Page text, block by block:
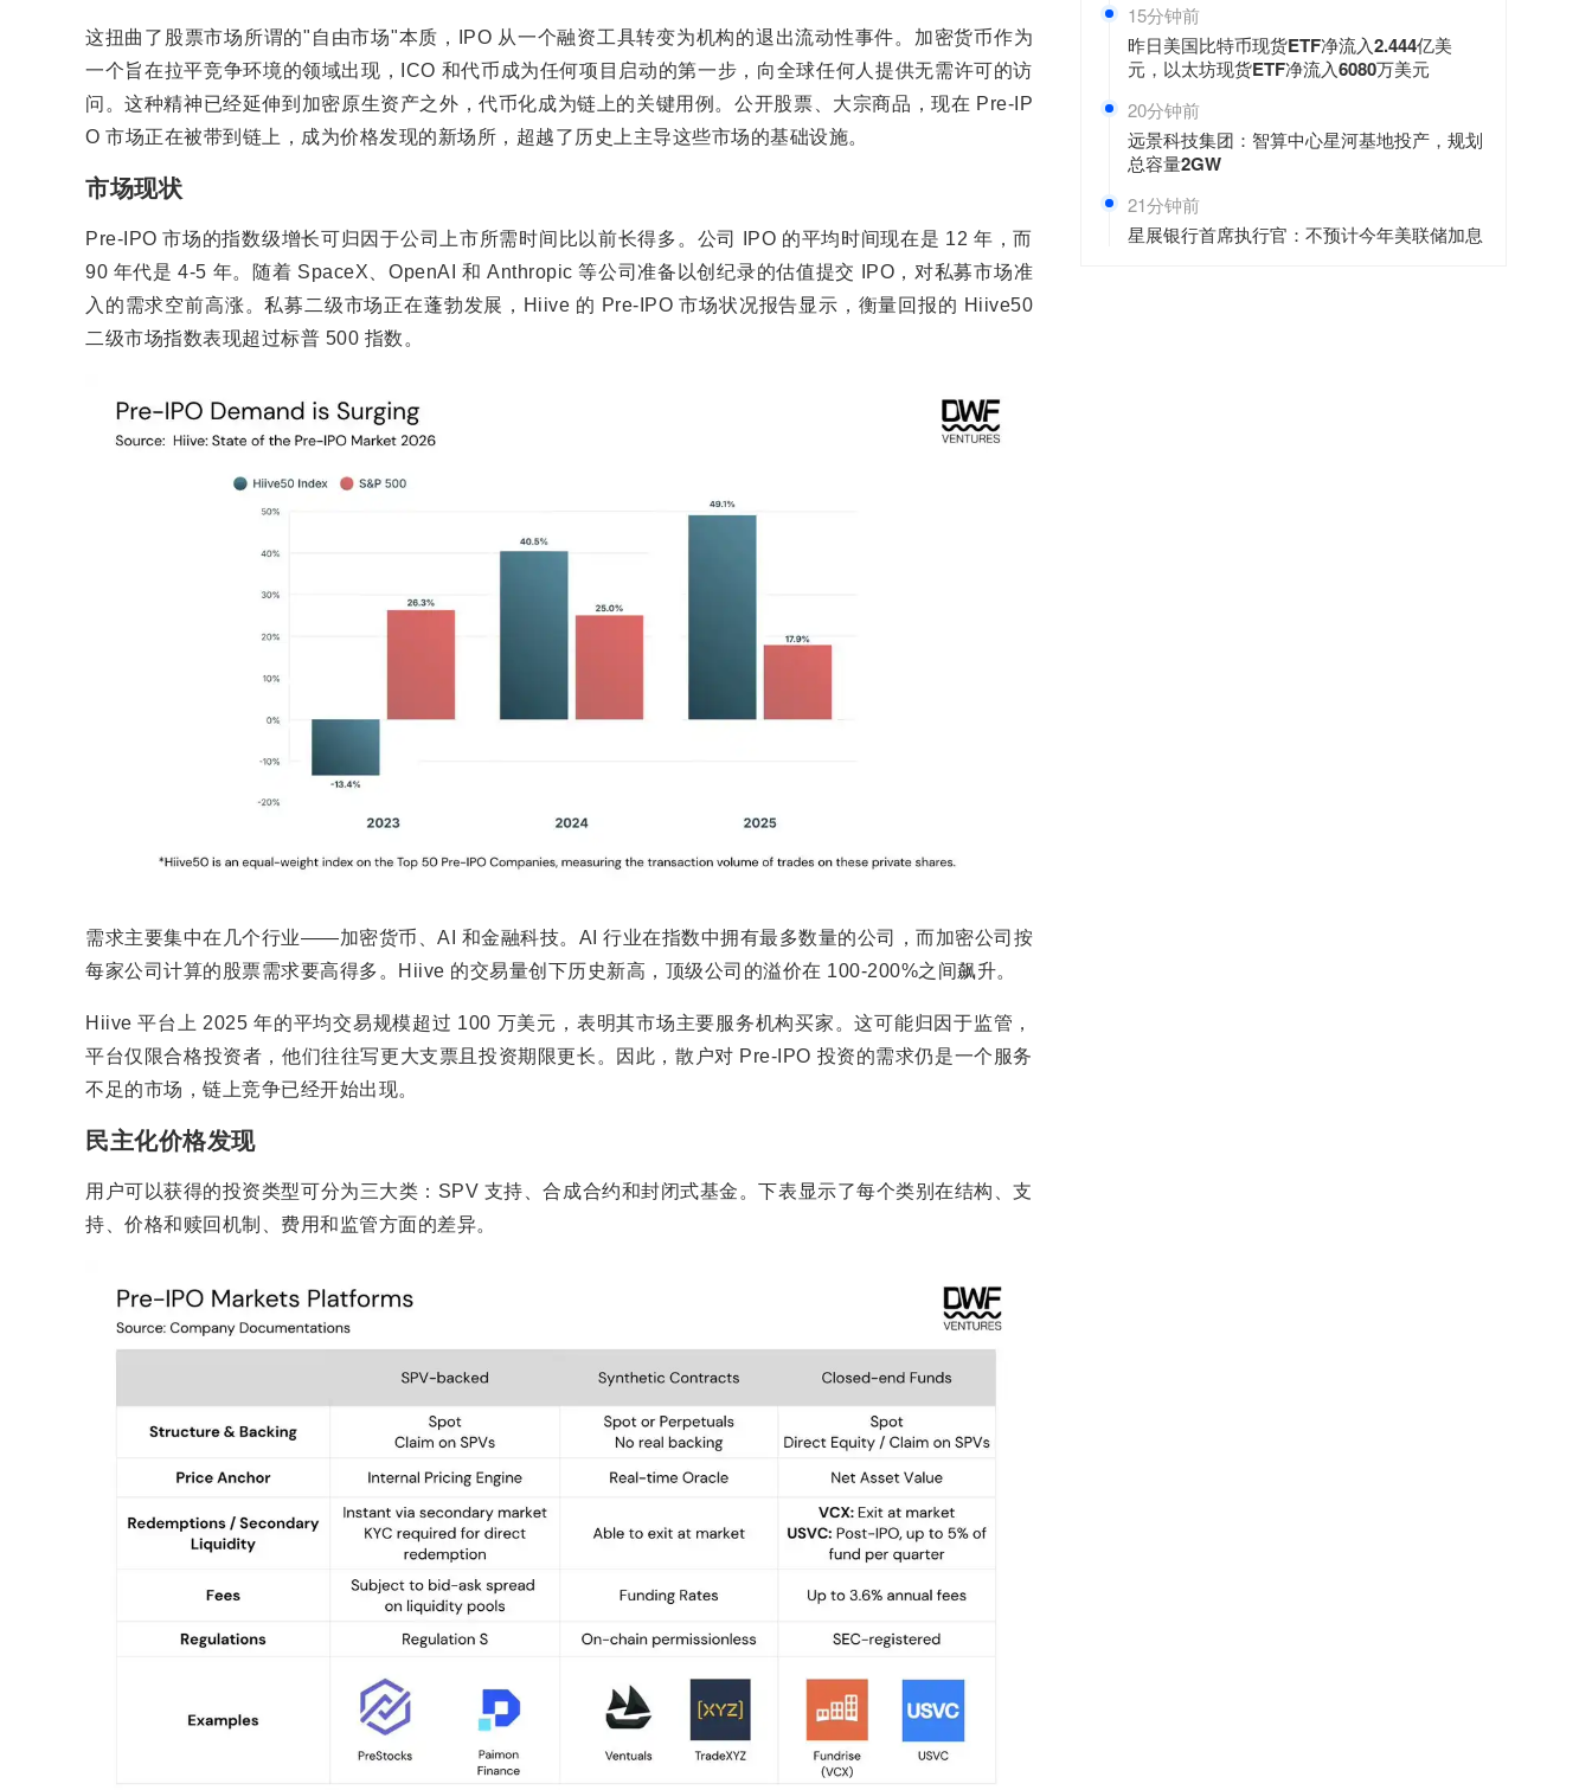
这扭曲了股票市场所谓的"自由市场"本质，IPO 从一个融资工具转变为机构的退出流动性事件。加密货币作为
一个旨在拉平竞争环境的领域出现，ICO 和代币成为任何项目启动的第一步，向全球任何人提供无需许可的访
问。这种精神已经延伸到加密原生资产之外，代币化成为链上的关键用例。公开股票、大宗商品，现在 Pre-IP
O 市场正在被带到链上，成为价格发现的新场所，超越了历史上主导这些市场的基础设施。
市场现状
Pre-IPO 市场的指数级增长可归因于公司上市所需时间比以前长得多。公司 IPO 的平均时间现在是 12 年，而
90 年代是 4-5 年。随着 SpaceX、OpenAI 和 Anthropic 等公司准备以创纪录的估值提交 IPO，对私募市场准
入的需求空前高涨。私募二级市场正在蓬勃发展，Hiive 的 Pre-IPO 市场状况报告显示，衡量回报的 Hiive50
二级市场指数表现超过标普 500 指数。
需求主要集中在几个行业——加密货币、AI 和金融科技。AI 行业在指数中拥有最多数量的公司，而加密公司按
每家公司计算的股票需求要高得多。Hiive 的交易量创下历史新高，顶级公司的溢价在 100-200%之间飙升。
Hiive 平台上 2025 年的平均交易规模超过 100 万美元，表明其市场主要服务机构买家。这可能归因于监管，
平台仅限合格投资者，他们往往写更大支票且投资期限更长。因此，散户对 Pre-IPO 投资的需求仍是一个服务
不足的市场，链上竞争已经开始出现。
民主化价格发现
用户可以获得的投资类型可分为三大类：SPV 支持、合成合约和封闭式基金。下表显示了每个类别在结构、支
持、价格和赎回机制、费用和监管方面的差异。
15分钟前
昨日美国比特币现货ETF净流入2.444亿美
元，以太坊现货ETF净流入6080万美元
20分钟前
远景科技集团：智算中心星河基地投产，规划
总容量2GW
21分钟前
星展银行首席执行官：不预计今年美联储加息